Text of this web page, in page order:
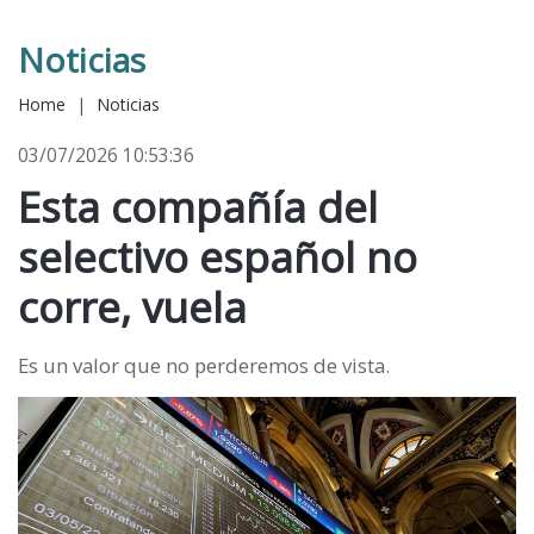
Noticias
Home | Noticias
03/07/2026 10:53:36
Esta compañía del
selectivo español no
corre, vuela
Es un valor que no perderemos de vista.